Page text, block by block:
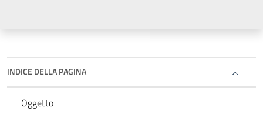
INDICE DELLA PAGINA
Oggetto